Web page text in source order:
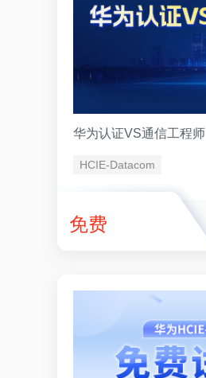
华为认证VS通信工程师
HCIE-Datacom
免费